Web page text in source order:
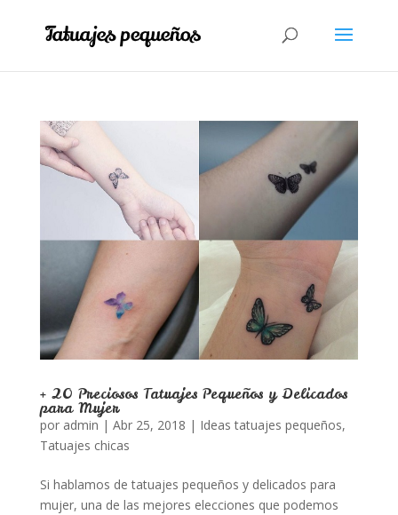
+ 20 Preciosos Tatuajes Pequeños y Delicados
para Mujer
por admin | Abr 25, 2018 | Ideas tatuajes pequeños,
Tatuajes chicas
Si hablamos de tatuajes pequeños y delicados para
mujer, una de las mejores elecciones que podemos